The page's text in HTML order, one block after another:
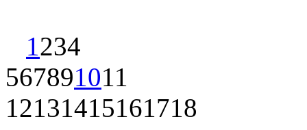
1234
567891011
12131415161718